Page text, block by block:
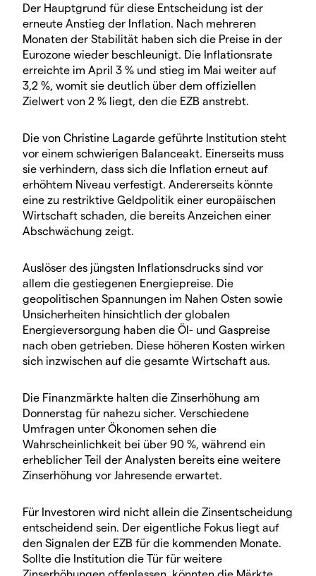
Der Hauptgrund für diese Entscheidung ist der
erneute Anstieg der Inflation. Nach mehreren
Monaten der Stabilität haben sich die Preise in der
Eurozone wieder beschleunigt. Die Inflationsrate
erreichte im April 3 % und stieg im Mai weiter auf
3,2 %, womit sie deutlich über dem offiziellen
Zielwert von 2 % liegt, den die EZB anstrebt.
Die von Christine Lagarde geführte Institution steht
vor einem schwierigen Balanceakt. Einerseits muss
sie verhindern, dass sich die Inflation erneut auf
erhöhtem Niveau verfestigt. Andererseits könnte
eine zu restriktive Geldpolitik einer europäischen
Wirtschaft schaden, die bereits Anzeichen einer
Abschwächung zeigt.
Auslöser des jüngsten Inflationsdrucks sind vor
allem die gestiegenen Energiepreise. Die
geopolitischen Spannungen im Nahen Osten sowie
Unsicherheiten hinsichtlich der globalen
Energieversorgung haben die Öl- und Gaspreise
nach oben getrieben. Diese höheren Kosten wirken
sich inzwischen auf die gesamte Wirtschaft aus.
Die Finanzmärkte halten die Zinserhöhung am
Donnerstag für nahezu sicher. Verschiedene
Umfragen unter Ökonomen sehen die
Wahrscheinlichkeit bei über 90 %, während ein
erheblicher Teil der Analysten bereits eine weitere
Zinserhöhung vor Jahresende erwartet.
Für Investoren wird nicht allein die Zinsentscheidung
entscheidend sein. Der eigentliche Fokus liegt auf
den Signalen der EZB für die kommenden Monate.
Sollte die Institution die Tür für weitere